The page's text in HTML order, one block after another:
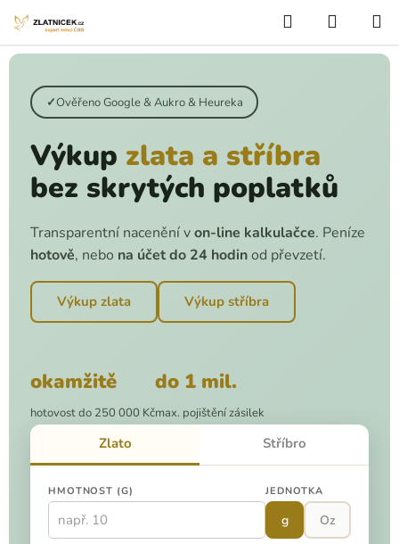
Hledat
Ověřeno Google & Aukro & Heureka
Výkup zlata a stříbra
bez skrytých poplatků
Transparentní nacenění von-line kalkulačce. Peníze
hotově, nebo na účet do 24 hodinod převzetí.
Výkup zlata Výkup stříbra
okamžitě
hotovost do 250 000 Kč
do 1 mil.
max. pojištění zásilek
Zlato Stříbro
HMOTNOST (G) JEDNOTKA
g Oz